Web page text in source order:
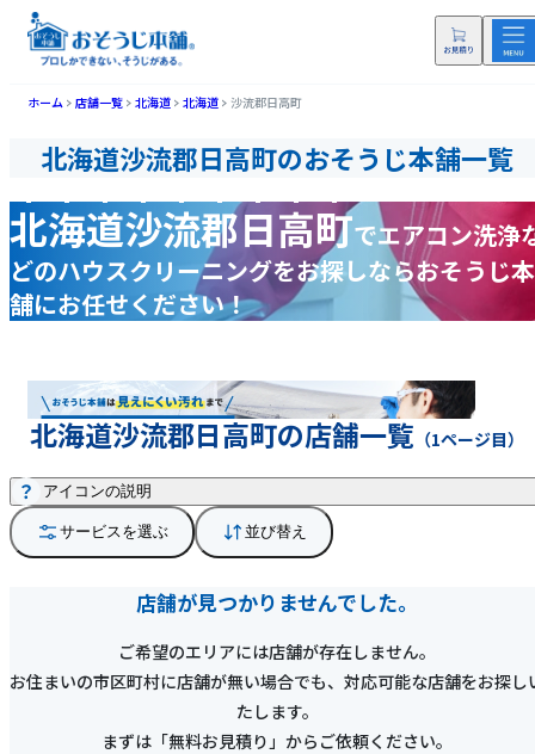
ホーム 店舗一覧 北海道 北海道 沙流郡日高町
北海道沙流郡日高町のおそうじ本舗一覧
北海道沙流郡日高町でエアコン洗浄
どのハウスクリーニングをお探しならおそうじ本
舗にお任せください！
北海道沙流郡日高町の店舗一覧 （1ページ目）
サービスを選ぶ 並び替え
アイコンの説明
店舗が見つかりませんでした。
ご希望のエリアには店舗が存在しません。
お住まいの市区町村に店舗が無い場合でも、対応可能な店舗をお探し
たします。
まずは「無料お見積り」からご依頼ください。